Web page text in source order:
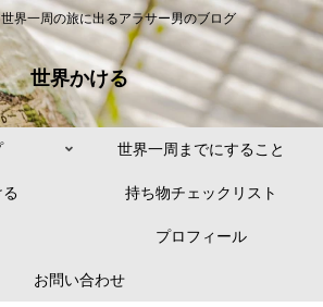
界一周の旅に出るアラサー男のブログ
世界かける
世界一周までにすること
持ち物チェックリスト
プロフィール
お問い合わせ